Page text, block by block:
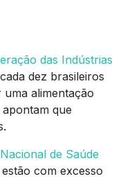
das Indústrias
dez brasileiros
alimentação
que
de Saúde
com excesso